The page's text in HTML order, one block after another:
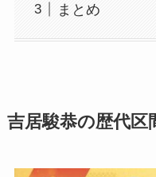
まとめ
吉居駿恭の歴代区